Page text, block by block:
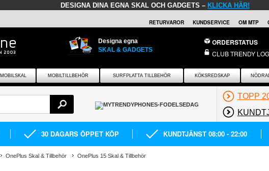
DESIGNA DINA EGNA SKAL OCH GADGETS – KLICKA HÄR!
RETURVAROR KUNDSERVICE OM MTP
Designa egna
SKAL & GADGETS
ORDERSTATUS
CLUB TRENDY
MOBILSKAL MOBILTILLBEHÖR SURFPLATTA TILLBEHÖR KÖKSREDSKAP
TOPP
30 DAGARS ÖPPET KÖP KUNDTJÄNST 08:00 - 22:00
OnePlus Skal & Tillbehör OnePlus 15 Skal & Tillbehör